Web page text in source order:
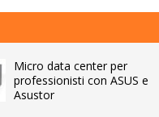
Micro data center per
professionisti con ASUS e
Asustor